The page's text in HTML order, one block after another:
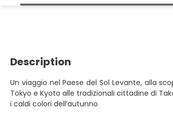
Description
Un viaggio nel Paese del Sol Levante, alla
Tokyo e Kyoto alle tradizionali cittadine di
i caldi colori dell’autunno